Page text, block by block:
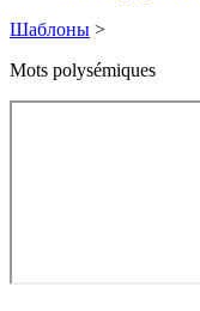
Шаблоны >
Mots polysémiques